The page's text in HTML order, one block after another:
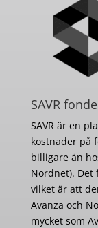
SAVR
SAVR är en
kostnader på
billigare än
Nordnet). Det
vilket är att
Avanza och
mycket som